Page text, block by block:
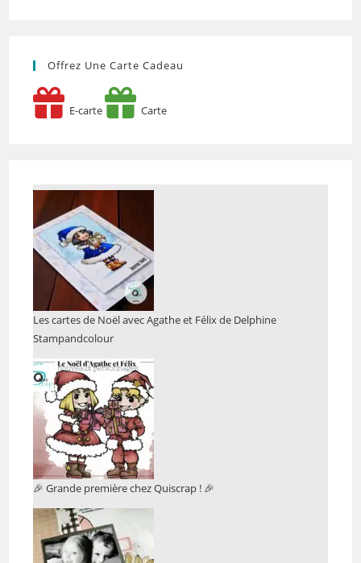
Offrez Une Carte Cadeau
E-carte Carte
Les cartes de Noël avec Agathe et Félix de Delphine
Stampandcolour
🎉 Grande première chez Quiscrap ! 🎉